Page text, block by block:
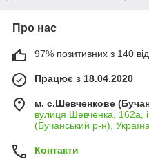
Про нас
97% позитивних з 140
Працює з 18.04.2020
м. с.Шевченкове
вулиця Шевченка, 162а,
(Бучанський р-н), Україна
Контакти